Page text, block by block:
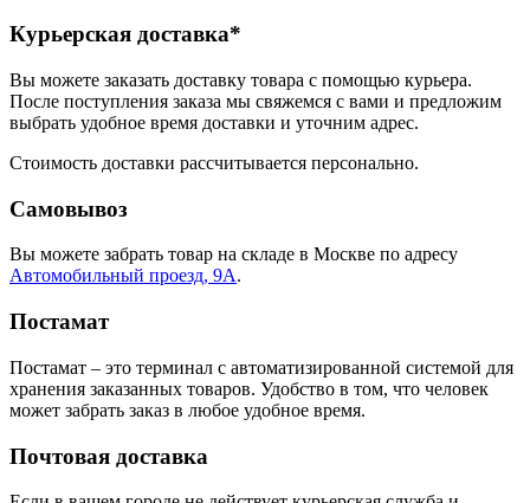
Курьерская доставка*
Вы можете заказать доставку товара с помощью курьера.
После поступления заказа мы свяжемся с вами и предложим
выбрать удобное время доставки и уточним адрес.
Стоимость доставки рассчитывается персонально.
Самовывоз
Вы можете забрать товар на складе в Москве по адресу
Автомобильный проезд, 9А.
Постамат
Постамат – это терминал с автоматизированной системой для
хранения заказанных товаров. Удобство в том, что человек
может забрать заказ в любое удобное время.
Почтовая доставка